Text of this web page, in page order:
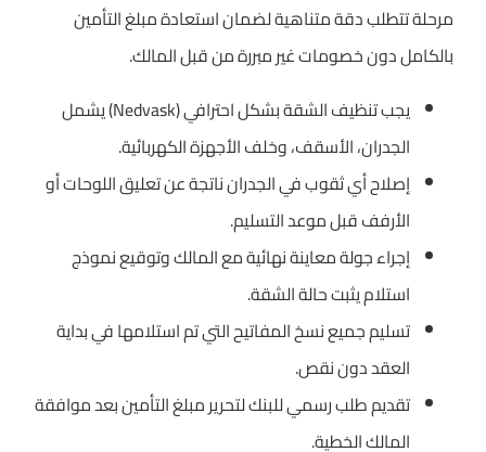
مرحلة تتطلب دقة متناهية لضمان استعادة مبلغ التأمين
بالكامل دون خصومات غير مبررة من قبل المالك.
يجب تنظيف الشقة بشكل احترافي (Nedvask) يشمل
الجدران، الأسقف، وخلف الأجهزة الكهربائية.
إصلاح أي ثقوب في الجدران ناتجة عن تعليق اللوحات أو
الأرفف قبل موعد التسليم.
إجراء جولة معاينة نهائية مع المالك وتوقيع نموذج
استلام يثبت حالة الشقة.
تسليم جميع نسخ المفاتيح التي تم استلامها في بداية
العقد دون نقص.
تقديم طلب رسمي للبنك لتحرير مبلغ التأمين بعد موافقة
المالك الخطية.